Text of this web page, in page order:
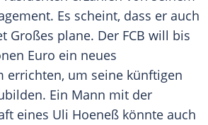
Es scheint, dass er auch
Großes plane. Der FCB will bis
Euro ein neues
errichten, um seine künftigen
Ein Mann mit der
eines Uli Hoeneß könnte auch